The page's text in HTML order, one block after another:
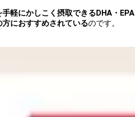
手軽にかしこく摂取できるDHA・EPA
におすすめされているのです。